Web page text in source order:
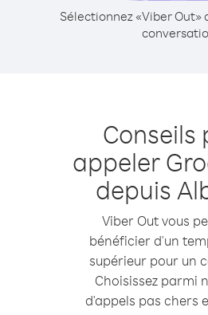
Sélectionnez «Viber Out»
Conseils
appeler
depuis
Viber Out vous
bénéficier d'un
supérieur pour un
Choisissez parmi
d'appels pas chers